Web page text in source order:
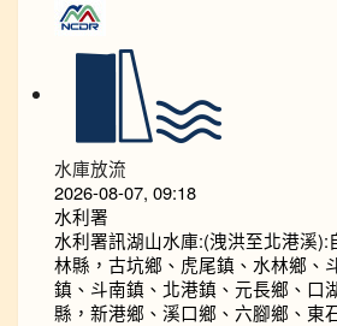
水庫放流
2026-08-07, 09:18
水利署
水利署訊湖山水庫:(洩洪至北港溪):
林縣，古坑鄉、虎尾鎮、水林鄉、
鎮、斗南鎮、北港鎮、元長鄉、口
縣，新港鄉、溪口鄉、六腳鄉、東